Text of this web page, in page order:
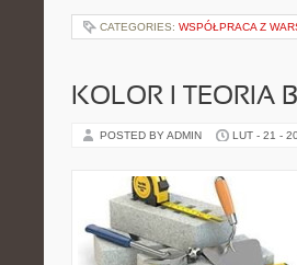
CATEGORIES: WSPÓŁPRACA Z
KOLOR I TEORIA
POSTED BY ADMIN LUT - 21 -